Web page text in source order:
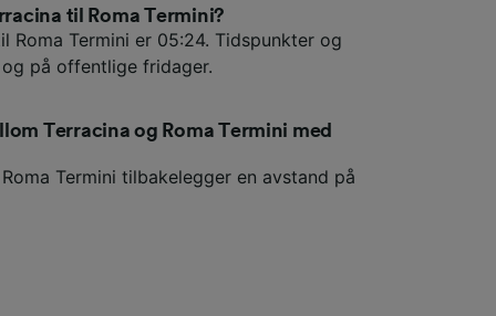
til Roma Termini?
Roma Termini er 05:24. Tidspunkter og
på offentlige fridager.
Terracina og Roma Termini med
Termini tilbakelegger en avstand på